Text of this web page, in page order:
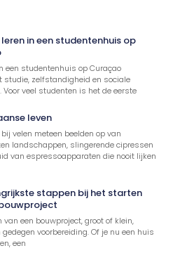
leren in een studentenhuis op
een studentenhuis op Curaçao
studie, zelfstandigheid en sociale
Voor veel studenten is het de eerste
leven
velen meteen beelden op van
landschappen, slingerende cipressen
van espressoapparaten die nooit lijken
stappen bij het starten
van een bouwproject, groot of klein,
gedegen voorbereiding. Of je nu een huis
een